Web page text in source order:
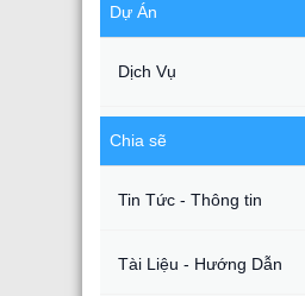
Dự Án
Dịch Vụ
Chia sẽ
Tin Tức - Thông tin
Tài Liệu - Hướng Dẫn